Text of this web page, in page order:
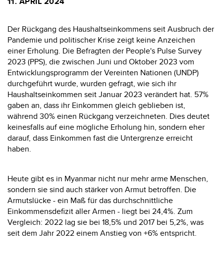
Der Rückgang des Haushaltseinkommens seit Ausbruch der
Pandemie und politischer Krise zeigt keine Anzeichen
einer Erholung. Die Befragten der People's Pulse Survey
2023 (PPS), die zwischen Juni und Oktober 2023 vom
Entwicklungsprogramm der Vereinten Nationen (UNDP)
durchgeführt wurde, wurden gefragt, wie sich ihr
Haushaltseinkommen seit Januar 2023 verändert hat. 57%
gaben an, dass ihr Einkommen gleich geblieben ist,
während 30% einen Rückgang verzeichneten. Dies deutet
keinesfalls auf eine mögliche Erholung hin, sondern eher
darauf, dass Einkommen fast die Untergrenze erreicht
haben.
Heute gibt es in Myanmar nicht nur mehr arme Menschen,
sondern sie sind auch stärker von Armut betroffen. Die
Armutslücke - ein Maß für das durchschnittliche
Einkommensdefizit aller Armen - liegt bei 24,4%. Zum
Vergleich: 2022 lag sie bei 18,5% und 2017 bei 5,2%, was
seit dem Jahr 2022 einem Anstieg von +6% entspricht.